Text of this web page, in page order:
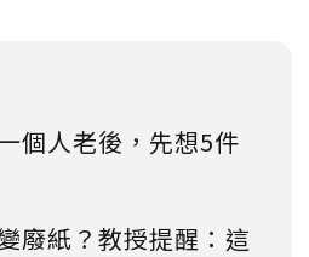
個人老後，先想5件
廢紙？教授提醒：這